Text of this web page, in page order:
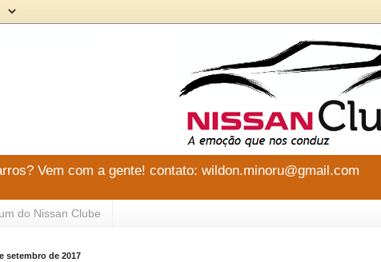
Vem com a gente! contato: wildon.minoru@gmail.com
do Nissan Clube
setembro de 2017